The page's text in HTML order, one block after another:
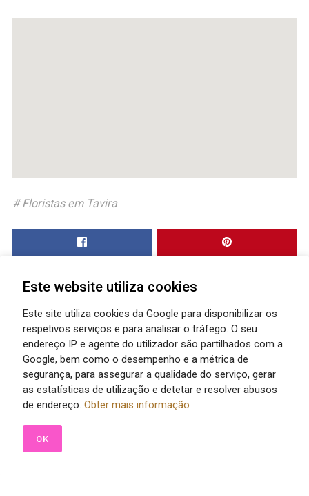
Floristas em Tavira
Este website utiliza cookies
Este site utiliza cookies da Google para disponibilizar os
respetivos serviços e para analisar o tráfego. O seu
endereço IP e agente do utilizador são partilhados com a
Google, bem como o desempenho e a métrica de
segurança, para assegurar a qualidade do serviço, gerar
as estatísticas de utilização e detetar e resolver abusos
de endereço. Obter mais informação
OK